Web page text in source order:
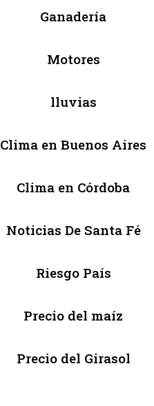
Ganadería
Motores
lluvias
Clima en Buenos Aires
Clima en Córdoba
Noticias De Santa Fé
Riesgo País
Precio del maíz
Precio del Girasol